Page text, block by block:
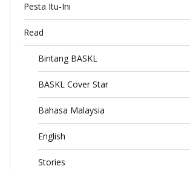
Pesta Itu-Ini
Read
Bintang BASKL
BASKL Cover Star
Bahasa Malaysia
English
Stories